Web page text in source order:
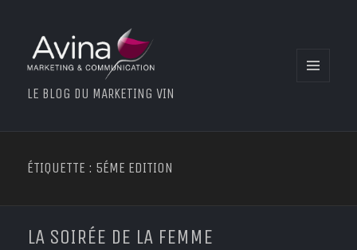
LE BLOG DU MARKETING VIN
ÉTIQUETTE : 5ÉME EDITION
LA SOIRÉE DE LA FEMME